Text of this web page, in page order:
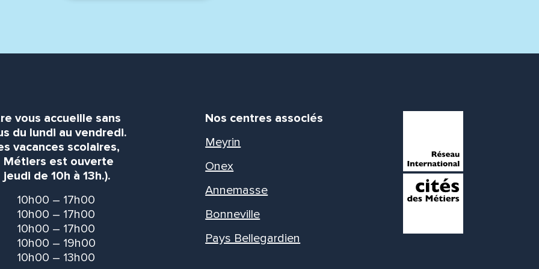
vous accueille sans
du lundi au vendredi.
vacances scolaires,
Métiers est ouverte
de 10h à 13h.).
10h00 – 17h00
10h00 – 17h00
10h00 – 17h00
10h00 – 19h00
10h00 – 13h00
Nos centres associés
Meyrin
Onex
Annemasse
Bonneville
Pays Bellegardien